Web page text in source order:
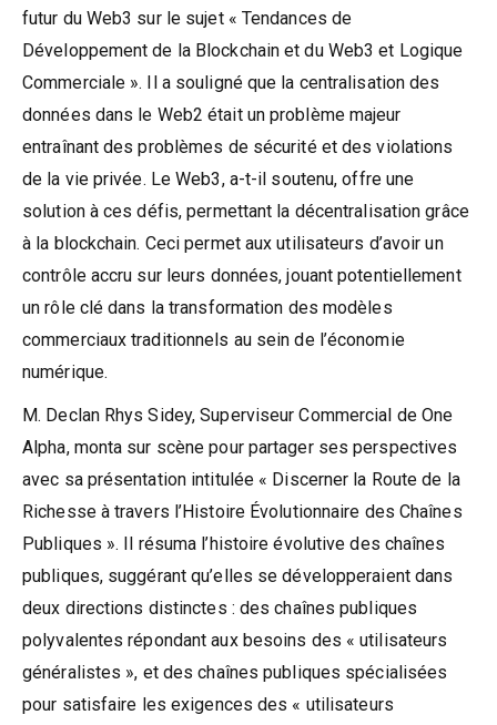
futur du Web3 sur le sujet « Tendances de
Développement de la Blockchain et du Web3 et Logique
Commerciale ». Il a souligné que la centralisation des
données dans le Web2 était un problème majeur
entraînant des problèmes de sécurité et des violations
de la vie privée. Le Web3, a-t-il soutenu, offre une
solution à ces défis, permettant la décentralisation grâce
à la blockchain. Ceci permet aux utilisateurs d’avoir un
contrôle accru sur leurs données, jouant potentiellement
un rôle clé dans la transformation des modèles
commerciaux traditionnels au sein de l’économie
numérique.
M. Declan Rhys Sidey, Superviseur Commercial de One
Alpha, monta sur scène pour partager ses perspectives
avec sa présentation intitulée « Discerner la Route de la
Richesse à travers l’Histoire Évolutionnaire des Chaînes
Publiques ». Il résuma l’histoire évolutive des chaînes
publiques, suggérant qu’elles se développeraient dans
deux directions distinctes : des chaînes publiques
polyvalentes répondant aux besoins des « utilisateurs
généralistes », et des chaînes publiques spécialisées
pour satisfaire les exigences des « utilisateurs